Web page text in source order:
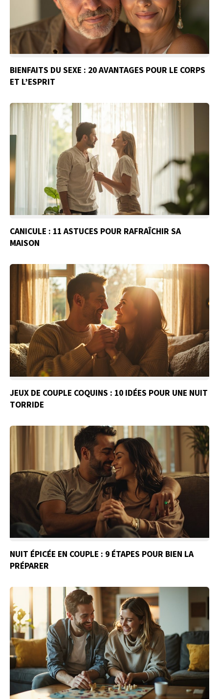
BIENFAITS DU SEXE : 20 AVANTAGES POUR LE CORPS
ET L’ESPRIT
CANICULE : 11 ASTUCES POUR RAFRAÎCHIR SA
MAISON
JEUX DE COUPLE COQUINS : 10 IDÉES POUR UNE NUIT
TORRIDE
NUIT ÉPICÉE EN COUPLE : 9 ÉTAPES POUR BIEN LA
PRÉPARER